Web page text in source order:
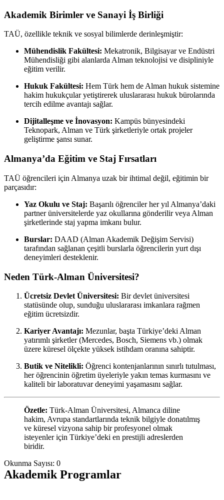
Akademik Birimler ve Sanayi İş Birliği
TAÜ, özellikle teknik ve sosyal bilimlerde derinleşmiştir:
Mühendislik Fakültesi: Mekatronik, Bilgisayar ve Endüstri
Mühendisliği gibi alanlarda Alman teknolojisi ve disipliniyle
eğitim verilir.
Hukuk Fakültesi: Hem Türk hem de Alman hukuk sistemine
hakim hukukçular yetiştirerek uluslararası hukuk bürolarında
tercih edilme avantajı sağlar.
Dijitalleşme ve İnovasyon: Kampüs bünyesindeki
Teknopark, Alman ve Türk şirketleriyle ortak projeler
geliştirme şansı sunar.
Almanya’da Eğitim ve Staj Fırsatları
TAÜ öğrencileri için Almanya uzak bir ihtimal değil, eğitimin bir
parçasıdır:
Yaz Okulu ve Staj: Başarılı öğrenciler her yıl Almanya’daki
partner üniversitelerde yaz okullarına gönderilir veya Alman
şirketlerinde staj yapma imkanı bulur.
Burslar: DAAD (Alman Akademik Değişim Servisi)
tarafından sağlanan çeşitli burslarla öğrencilerin yurt dışı
deneyimleri desteklenir.
Neden Türk-Alman Üniversitesi?
Ücretsiz Devlet Üniversitesi: Bir devlet üniversitesi
statüsünde olup, sunduğu uluslararası imkanlara rağmen
eğitim ücretsizdir.
Kariyer Avantajı: Mezunlar, başta Türkiye’deki Alman
yatırımlı şirketler (Mercedes, Bosch, Siemens vb.) olmak
üzere küresel ölçekte yüksek istihdam oranına sahiptir.
Butik ve Nitelikli: Öğrenci kontenjanlarının sınırlı tutulması,
her öğrencinin öğretim üyeleriyle yakın temas kurmasını ve
kaliteli bir laboratuvar deneyimi yaşamasını sağlar.
Özetle: Türk-Alman Üniversitesi, Almanca diline
hakim, Avrupa standartlarında teknik bilgiyle donatılmış
ve küresel vizyona sahip bir profesyonel olmak
isteyenler için Türkiye’deki en prestijli adreslerden
biridir.
Okunma Sayısı: 0
Akademik Programlar